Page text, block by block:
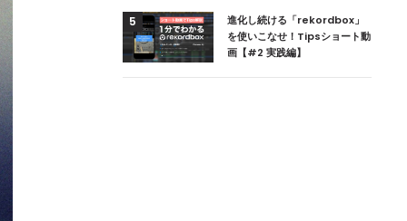
5
進化し続ける「rekordbox」
を使いこなせ！Tipsショート動
画【#2 実践編】